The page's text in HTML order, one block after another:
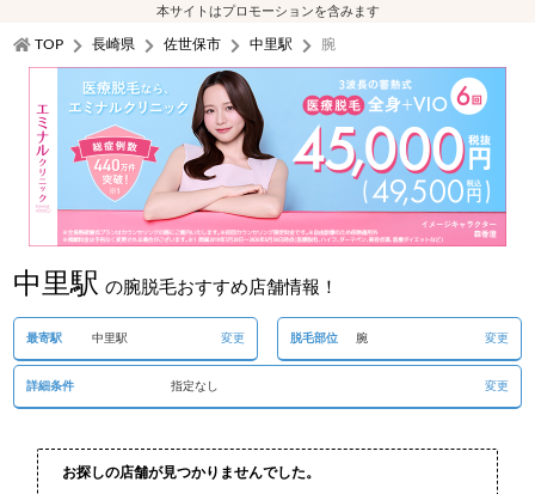
本サイトはプロモーションを含みます
TOP 長崎県 佐世保市 中里駅 腕
中里駅 の腕脱毛おすすめ店舗情報！
最寄駅 中里駅 変更 脱毛部位 腕 変更
詳細条件 指定なし 変更
お探しの店舗が見つかりませんでした。